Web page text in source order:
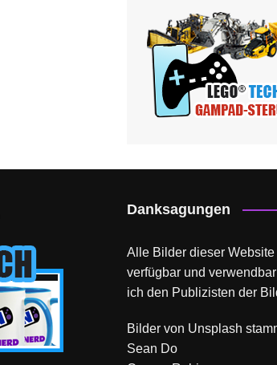
Danksagungen
Alle Bilder dieser
verfügbar und
ich den Publizisten der
Bilder von Unsplash
Sean Do